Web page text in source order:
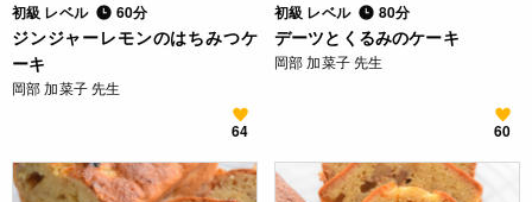
初級 レベル 60分
ジンジャーレモンのはちみつケ
ーキ
岡部 加菜子 先生
64
初級 レベル 80分
デーツとくるみのケーキ
岡部 加菜子 先生
60